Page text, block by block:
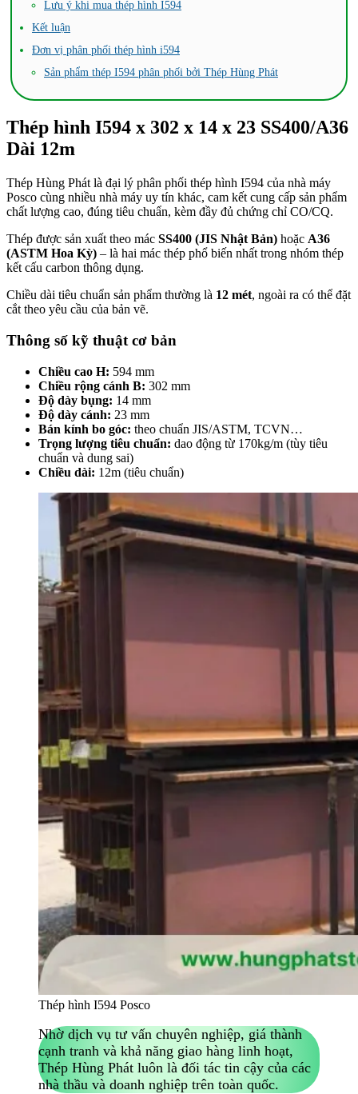
Lưu ý khi mua thép hình I594
Kết luận
Đơn vị phân phối thép hình i594
Sản phẩm thép I594 phân phối bởi Thép Hùng Phát
Thép hình I594 x 302 x 14 x 23 SS400/A36
Dài 12m
Thép Hùng Phát là đại lý phân phối thép hình I594 của nhà máy
Posco cùng nhiều nhà máy uy tín khác, cam kết cung cấp sản phẩm
chất lượng cao, đúng tiêu chuẩn, kèm đầy đủ chứng chỉ CO/CQ.
Thép được sản xuất theo mác SS400 (JIS Nhật Bản) hoặc A36
(ASTM Hoa Kỳ) – là hai mác thép phổ biến nhất trong nhóm thép
kết cấu carbon thông dụng.
Chiều dài tiêu chuẩn sản phẩm thường là 12 mét, ngoài ra có thể đặt
cắt theo yêu cầu của bản vẽ.
Thông số kỹ thuật cơ bản
Chiều cao H: 594 mm
Chiều rộng cánh B: 302 mm
Độ dày bụng: 14 mm
Độ dày cánh: 23 mm
Bán kính bo góc: theo chuẩn JIS/ASTM, TCVN…
Trọng lượng tiêu chuẩn: dao động từ 170kg/m (tùy tiêu
chuẩn và dung sai)
Chiều dài: 12m (tiêu chuẩn)
Thép hình I594 Posco
Nhờ dịch vụ tư vấn chuyên nghiệp, giá thành
cạnh tranh và khả năng giao hàng linh hoạt,
Thép Hùng Phát luôn là đối tác tin cậy của các
nhà thầu và doanh nghiệp trên toàn quốc.